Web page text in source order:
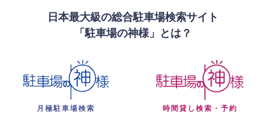
日本最大級の総合駐車場検索サイト
「駐車場の神様」とは？
月極駐車場検索 時間貸し検索・予約